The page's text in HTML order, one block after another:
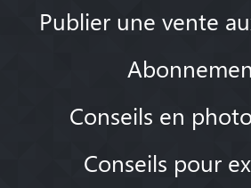
Publier une vente
Conseils en
Conseils pour